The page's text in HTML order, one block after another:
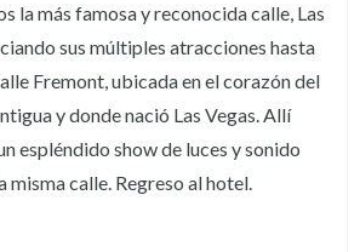
la más famosa y reconocida calle, Las
sus múltiples atracciones hasta
Fremont, ubicada en el corazón del
y donde nació Las Vegas. Allí
espléndido show de luces y sonido
misma calle. Regreso al hotel.